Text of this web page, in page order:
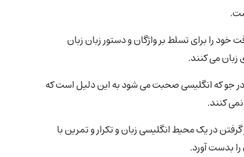
را برای تسلط بر واژگان و دستور زبان زبان
می کنند.
جو که انگلیسی صحبت می شود به این دلیل است که
کنند.
در یک محیط انگلیسی زبان و تکرار و تمرین با
بدست آورد.